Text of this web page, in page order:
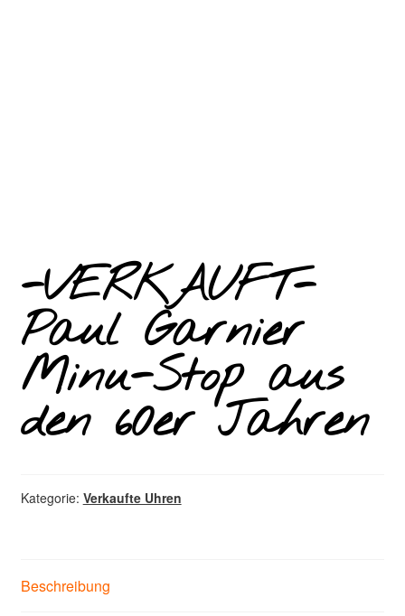
-VERKAUFT-
Paul Garnier
Minu-Stop aus
den 60er Jahren
Kategorie: Verkaufte Uhren
Beschreibung